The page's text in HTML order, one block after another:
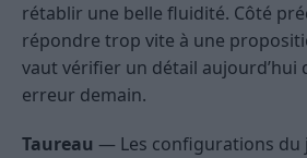
rétablir une belle fluidité. Côté
répondre trop vite à une
vaut vérifier un détail aujourd’hui
erreur demain.
Taureau — Les configurations du